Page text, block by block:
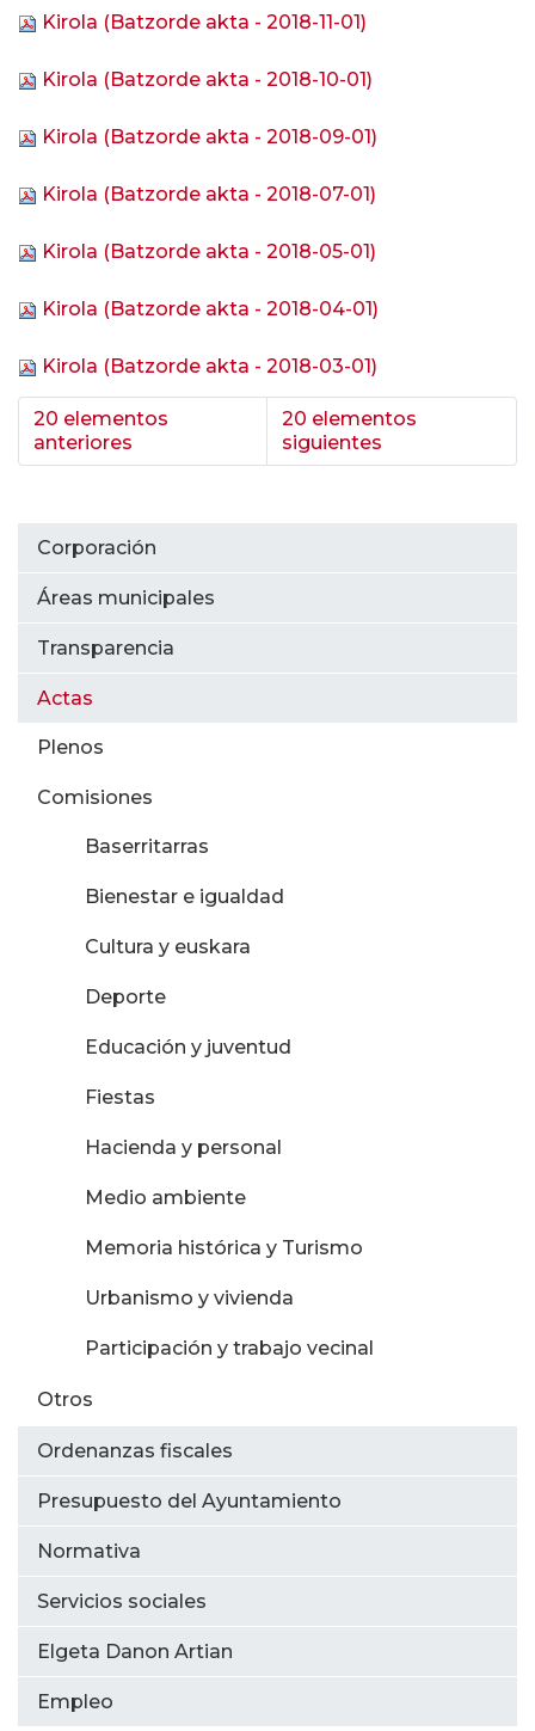
Kirola (Batzorde akta - 2018-11-01)
Kirola (Batzorde akta - 2018-10-01)
Kirola (Batzorde akta - 2018-09-01)
Kirola (Batzorde akta - 2018-07-01)
Kirola (Batzorde akta - 2018-05-01)
Kirola (Batzorde akta - 2018-04-01)
Kirola (Batzorde akta - 2018-03-01)
20 elementos
anteriores
20 elementos
siguientes
Corporación
Áreas municipales
Transparencia
Actas
Plenos
Comisiones
Baserritarras
Bienestar e igualdad
Cultura y euskara
Deporte
Educación y juventud
Fiestas
Hacienda y personal
Medio ambiente
Memoria histórica y Turismo
Urbanismo y vivienda
Participación y trabajo vecinal
Otros
Ordenanzas fiscales
Presupuesto del Ayuntamiento
Normativa
Servicios sociales
Elgeta Danon Artian
Empleo